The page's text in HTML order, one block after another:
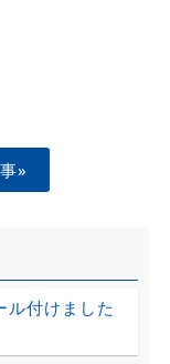
»
ル付けました